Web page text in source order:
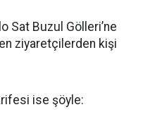
Sat Buzul Gölleri’ne
ziyaretçilerden kişi
ise şöyle: